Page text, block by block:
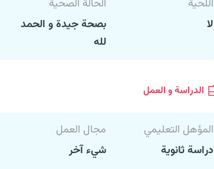
اللحية
لا
الحالة الصحية
بصحة جيدة و الحمد
لله
الدراسة و العمل
المؤهل التعليمي
دراسة ثانوية
مجال العمل
شيء آخر